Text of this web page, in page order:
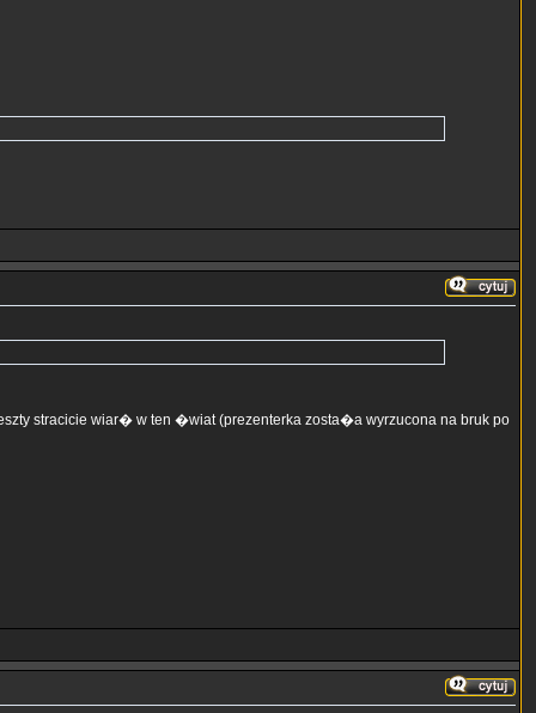
stracicie wiar� w ten �wiat (prezenterka zosta�a wyrzucona na bruk po